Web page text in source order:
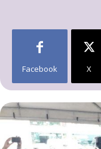
Facebook X